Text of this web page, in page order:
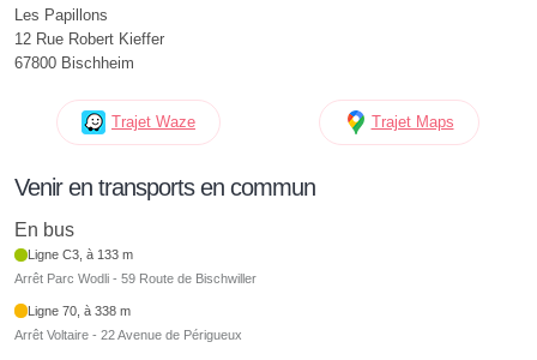
Les Papillons
12 Rue Robert Kieffer
67800 Bischheim
Trajet Waze Trajet Maps
Venir en transports en commun
En bus
Ligne C3, à 133 m
Arrêt Parc Wodli - 59 Route de Bischwiller
Ligne 70, à 338 m
Arrêt Voltaire - 22 Avenue de Périgueux